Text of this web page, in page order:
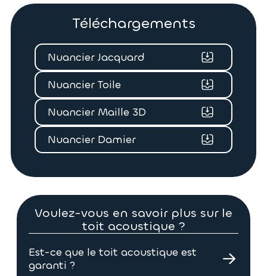
D817 D928 D212 D201
Téléchargements
Nuancier Jacquard
Nuancier Toile
Nuancier Maille 3D
Nuancier Damier
Voulez-vous en savoir plus sur le
toit acoustique ?
Est-ce que le toit acoustique est
garanti ?